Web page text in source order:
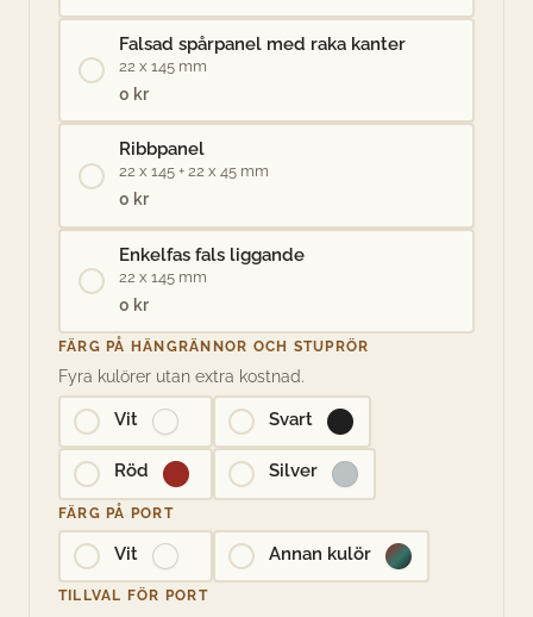
Falsad spårpanel med raka kanter
22 x 145 mm
0 kr
Ribbpanel
22 x 145 + 22 x 45 mm
0 kr
Enkelfas fals liggande
22 x 145 mm
0 kr
FÄRG PÅ HÄNGRÄNNOR OCH STUPRÖR
Fyra kulörer utan extra kostnad.
Vit Svart
Röd Silver
FÄRG PÅ PORT
Vit Annan kulör
TILLVAL FÖR PORT